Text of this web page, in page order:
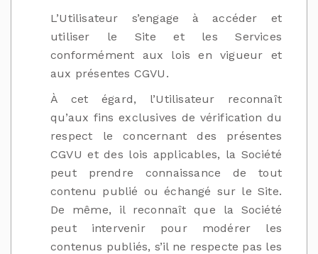
L’Utilisateur s’engage à accéder et
utiliser le Site et les Services
conformément aux lois en vigueur et
aux présentes CGVU.
À cet égard, l’Utilisateur reconnaît
qu’aux fins exclusives de vérification du
respect le concernant des présentes
CGVU et des lois applicables, la Société
peut prendre connaissance de tout
contenu publié ou échangé sur le Site.
De même, il reconnaît que la Société
peut intervenir pour modérer les
contenus publiés, s’il ne respecte pas les